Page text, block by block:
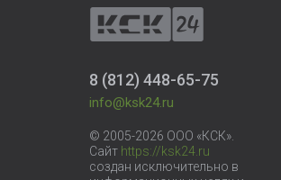
8 (812) 448-65-75
info@ksk24.ru
© 2005-2026 ООО «КСК».
Сайт https://ksk24.ru
создан исключительно в